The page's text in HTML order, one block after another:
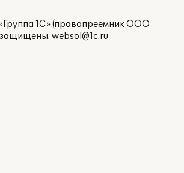
1С» (правопреемник ООО
защищены. websol@1c.ru